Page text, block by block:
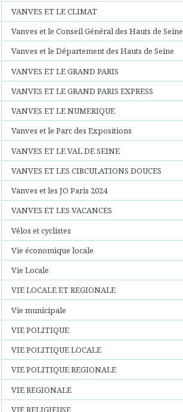
VANVES ET LE CLIMAT
Vanves et le Conseil Général des Hauts de Seine
Vanves et le Département des Hauts de Seine
VANVES ET LE GRAND PARIS
VANVES ET LE GRAND PARIS EXPRESS
VANVES ET LE NUMERIQUE
Vanves et le Parc des Expositions
VANVES ET LE VAL DE SEINE
VANVES ET LES CIRCULATIONS DOUCES
Vanves et les JO Paris 2024
VANVES ET LES VACANCES
Vélos et cyclistes
Vie économique locale
Vie Locale
VIE LOCALE ET REGIONALE
Vie municipale
VIE POLITIQUE
VIE POLITIQUE LOCALE
VIE POLITIQUE REGIONALE
VIE REGIONALE
VIE RELIGIEUSE